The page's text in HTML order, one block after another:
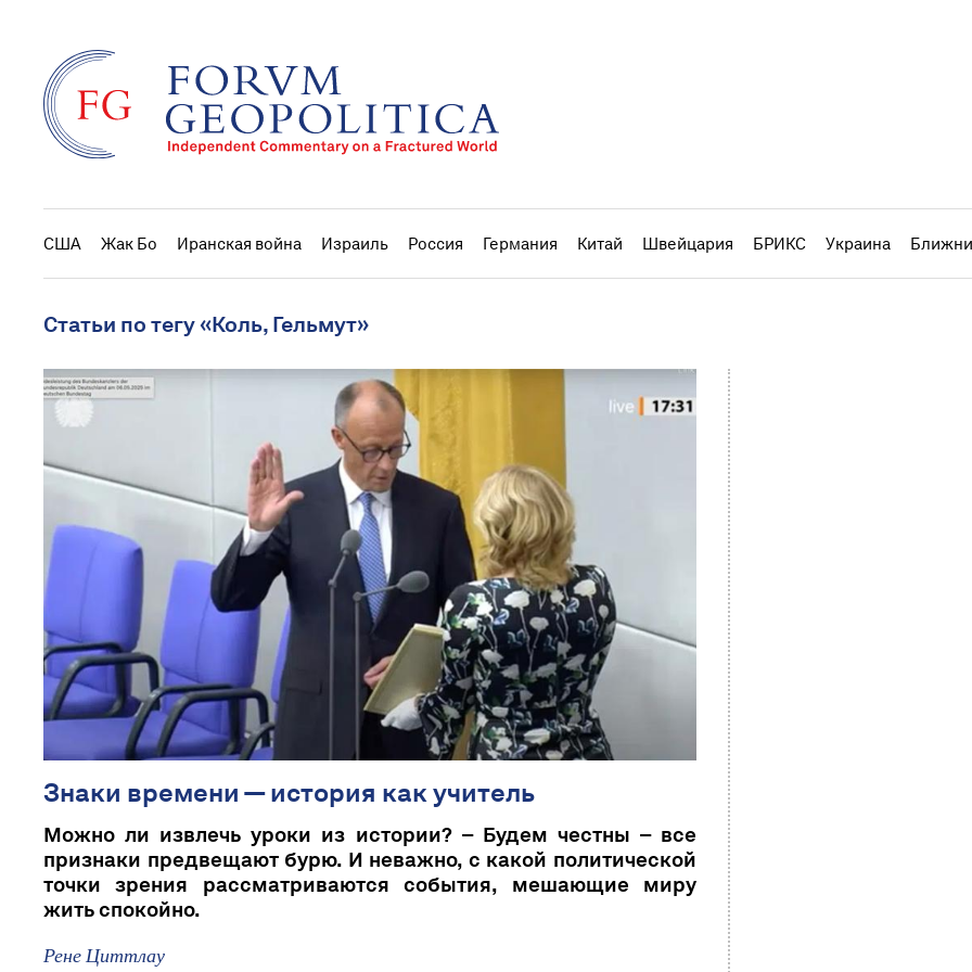
США Жак Бо Иранская война Израиль Россия Германия Китай Швейцария БРИКС Украина
Статьи по тегу «Коль, Гельмут»
Знаки времени — история как учитель
Можно ли извлечь уроки из истории? – Будем честны – все
признаки предвещают бурю. И неважно, с какой политической
точки зрения рассматриваются события, мешающие миру
жить спокойно.
Рене Циттлау